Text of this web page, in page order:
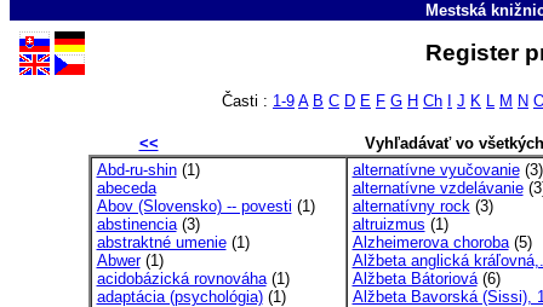
Mestská
Register
Časti : 1-9 A B C D E F G H Ch J K L M N
<<
Vyhľadávať vo
Abd-ru-shin(1)
abeceda
Abov (Slovensko) -- povesti (1)
abstinencia(3)
abstraktné umenie(1)
Abwer(1)
acidobázická rovnováha(1)
adaptácia (psychológia)(1)
alternatívne vyučovanie(3)
alternatívne vzdelávanie
alternatívny rock(3)
altruizmus (1)
Alzheimerova choroba(5)
Alžbeta anglická
Alžbeta Bátoriová(6)
Alžbeta Bavorská (Sissi),